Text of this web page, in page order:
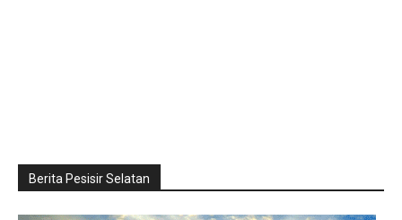
Berita Pesisir Selatan